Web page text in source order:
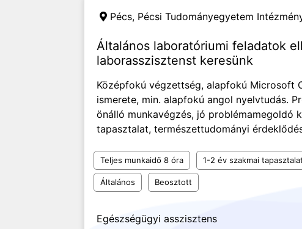
Pécs, Pécsi Tudományegyetem
Általános laboratóriumi feladatok
laborasszisztenst keresünk
Középfokú végzettség, alapfokú Microsoft
ismerete, min. alapfokú angol nyelvtudás.
önálló munkavégzés, jó problémamegoldó
tapasztalat, természettudományi
Teljes munkaidő 8 óra 1-2 év szakmai tapasztalat
Általános Beosztott
Egészségügyi asszisztens